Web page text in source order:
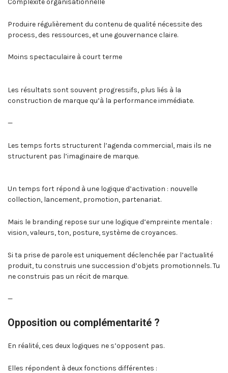
Complexité organisationnelle
Produire régulièrement du contenu de qualité nécessite des
process, des ressources, et une gouvernance claire.
Moins spectaculaire à court terme
Les résultats sont souvent progressifs, plus liés à la
construction de marque qu’à la performance immédiate.
—
Les temps forts structurent l’agenda commercial, mais ils ne
structurent pas l’imaginaire de marque.
Un temps fort répond à une logique d’activation : nouvelle
collection, lancement, promotion, partenariat.
Mais le branding repose sur une logique d’empreinte mentale :
vision, valeurs, ton, posture, système de croyances.
Si ta prise de parole est uniquement déclenchée par l’actualité
produit, tu construis une succession d’objets promotionnels. Tu
ne construis pas un récit de marque.
—
Opposition ou complémentarité ?
En réalité, ces deux logiques ne s’opposent pas.
Elles répondent à deux fonctions différentes :